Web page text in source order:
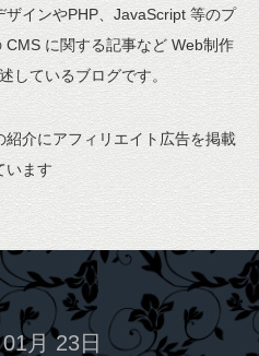
インやPHP、JavaScript 等のプ
に関する記事など Web制作
しているブログです。
介にアフィリエイト広告を掲載
います
月 23日